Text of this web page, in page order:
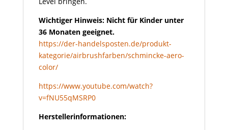
Wichtiger Hinweis: Nicht für Kinder unter
36 Monaten geeignet.
https://der-handelsposten.de/produkt-
kategorie/airbrushfarben/schmincke-aero-
color/
https://www.youtube.com/watch?
v=fNU55qMSRP0
Herstellerinformationen: